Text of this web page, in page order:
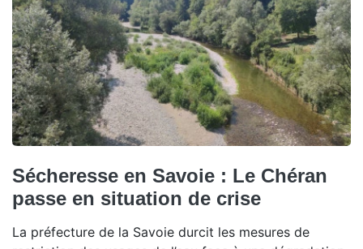
Sécheresse en Savoie : Le Chéran
passe en situation de crise
La préfecture de la Savoie durcit les mesures de